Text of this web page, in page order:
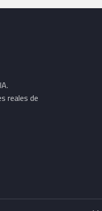
reales de